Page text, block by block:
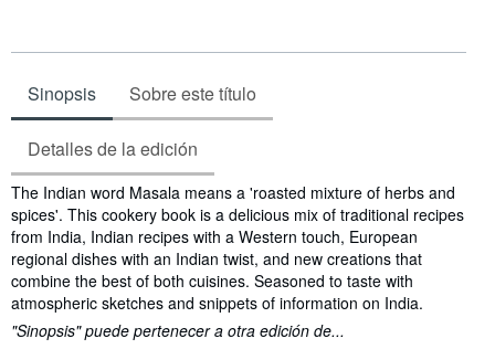
Sinopsis Sobre este título
Detalles de la edición
Sinopsis
The Indian word Masala means a 'roasted mixture of herbs and
spices'. This cookery book is a delicious mix of traditional recipes
from India, Indian recipes with a Western touch, European
regional dishes with an Indian twist, and new creations that
combine the best of both cuisines. Seasoned to taste with
atmospheric sketches and snippets of information on India.
"Sinopsis" puede pertenecer a otra edición de...